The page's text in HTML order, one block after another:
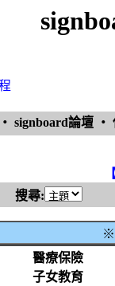
‧ signboard論壇 ‧
搜尋:
※
醫療保險
子女教育